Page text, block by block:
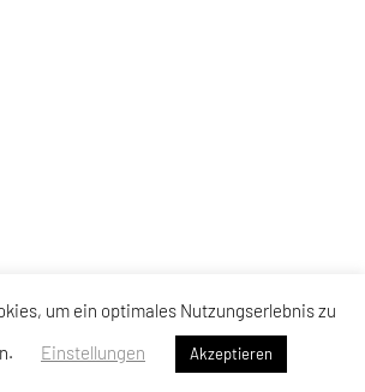
um ein optimales Nutzungserlebnis zu
Einstellungen Akzeptieren